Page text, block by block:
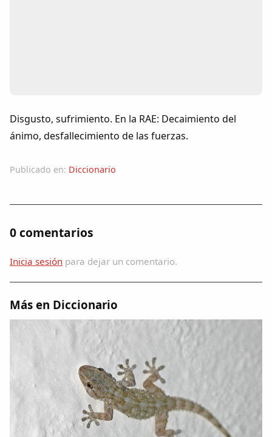
Foros
Idiosincrasia
Cancionero Local
La palra
Disgusto, sufrimiento. En la RAE: Decaimiento del
ánimo, desfallecimiento de las fuerzas.
Publicado en: Diccionario
0 comentarios
Inicia sesión para dejar un comentario.
Más en Diccionario